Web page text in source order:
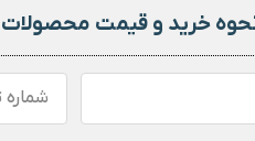
خرید وقیمت محصولات